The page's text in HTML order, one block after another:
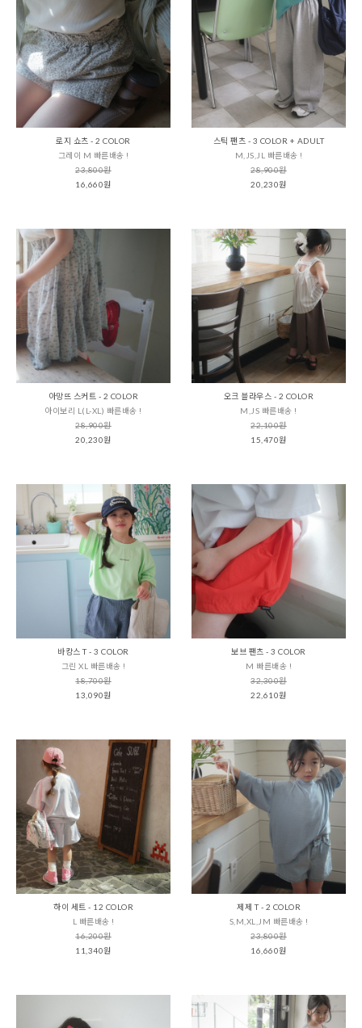
로지 쇼츠 - 2 COLOR
그레이 M 빠른배송 !
23,800원
16,660원
스틱 팬츠 - 3 COLOR + ADULT
M,JS,JL 빠른배송 !
28,900원
20,230원
아망뜨 스커트 - 2 COLOR
아이보리 L(L-XL) 빠른배송 !
28,900원
20,230원
오크 블라우스 - 2 COLOR
M,JS 빠른배송 !
22,100원
15,470원
바캉스 T - 3 COLOR
그린 XL 빠른배송 !
18,700원
13,090원
보브 팬츠 - 3 COLOR
M 빠른배송 !
32,300원
22,610원
하이 세트 - 12 COLOR
L 빠른배송 !
16,200원
11,340원
제제 T - 2 COLOR
S,M,XL,JM 빠른배송 !
23,800원
16,660원